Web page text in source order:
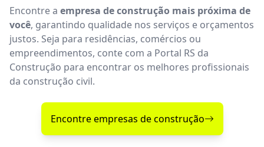
Encontre a empresa de construção mais próxima de
você, garantindo qualidade nos serviços e orçamentos
justos. Seja para residências, comércios ou
empreendimentos, conte com a Portal RS da
Construção para encontrar os melhores profissionais
da construção civil.
Encontre empresas de construção